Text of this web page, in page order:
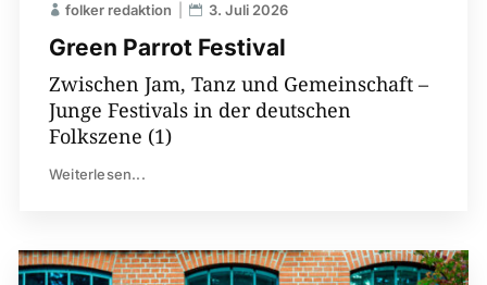
Green Parrot Festival
folker redaktion 3. Juli 2026
Zwischen Jam, Tanz und Gemeinschaft –
Junge Festivals in der deutschen
Folkszene (1)
Weiterlesen...